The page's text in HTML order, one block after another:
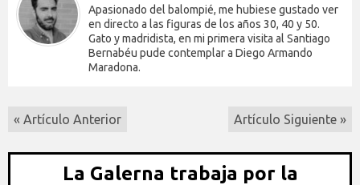
Apasionado del balompié, me hubiese gustado ver
en directo a las figuras de los años 30, 40 y 50.
Gato y madridista, en mi primera visita al Santiago
Bernabéu pude contemplar a Diego Armando
Maradona.
« Artículo Anterior Artículo Siguiente »
La Galerna trabaja por la